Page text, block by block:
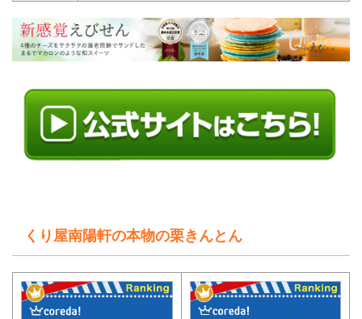
くり屋南陽軒の本物の栗きんとん